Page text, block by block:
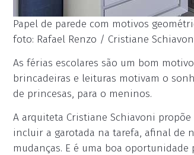
Papel de parede com motivos
foto: Rafael Renzo / Cristiane
As férias escolares são um bom
brincadeiras e leituras motivam o
de princesas, para o meninos.
A arquiteta Cristiane Schiavoni
incluir a garotada na tarefa, afinal de
mudanças. E é uma boa